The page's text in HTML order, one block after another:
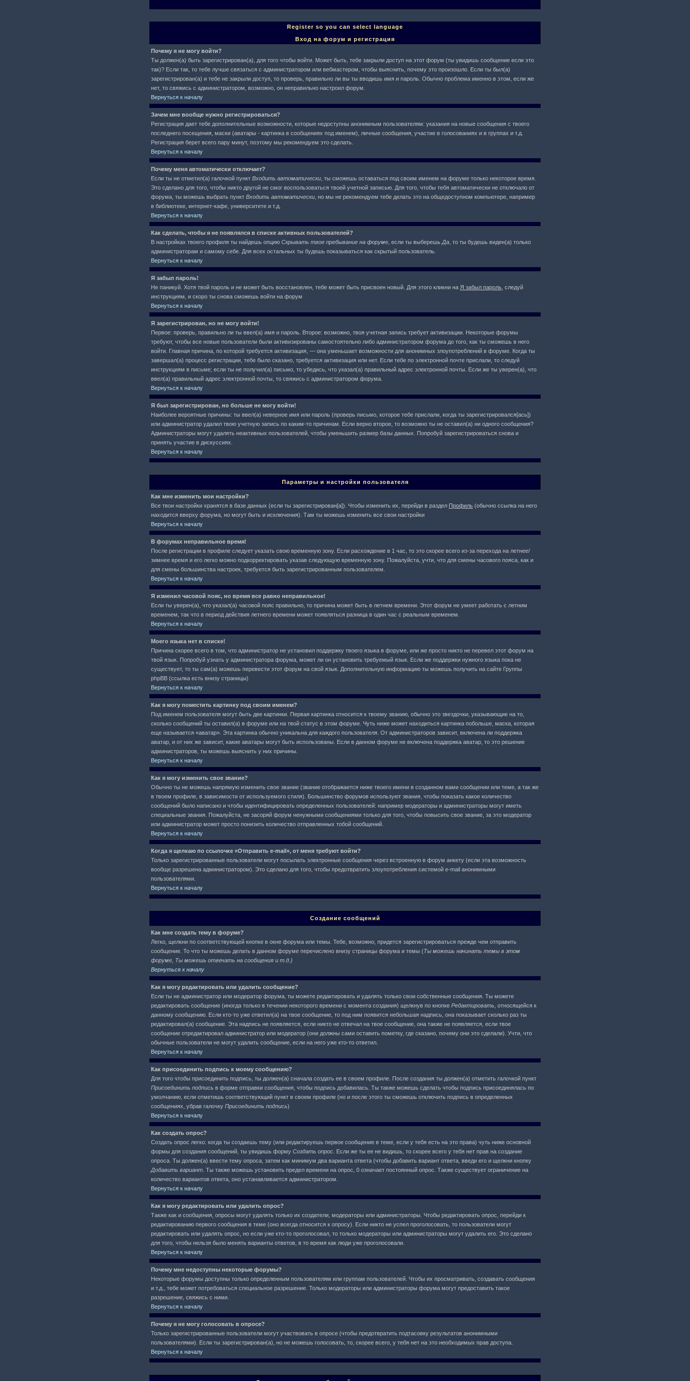
Register so you can select language
Вход на форум и регистрация
Почему я не могу войти?
Ты должен(а) быть зарегистрирован(а), для того чтобы войти. Может быть, тебе закрыли доступ на этот форум (ты увидишь сообщение если это
так)? Если так, то тебе лучше связаться с администратором или вебмастером, чтобы выяснить, почему это произошло. Если ты был(а)
зарегистрирован(а) и тебе не закрыли доступ, то проверь, правильно ли вы ты вводишь имя и пароль. Обычно проблема именно в этом, если же
нет, то свяжись с администратором, возможно, он неправильно настроил форум.
Вернуться к началу
Зачем мне вообще нужно регистрироваться?
Регистрация дает тебе дополнительные возможности, которые недоступны анонимным пользователям: указания на новые сообщения с твоего
последнего посещения, маски (аватары - картинка в сообщениях под именем), личные сообщения, участие в голосованиях и в группах и т.д.
Регистрация берет всего пару минут, поэтому мы рекомендуем это сделать.
Вернуться к началу
Почему меня автоматически отключает?
Если ты не отметил(а) галочкой пункт Входить автоматически , ты сможешь оставаться под своим именем на форуме только некоторое время.
Это сделано для того, чтобы никто другой не смог воспользоваться твоей учетной записью. Для того, чтобы тебя автоматически не отключало от
форума, ты можешь выбрать пункт Входить автоматически , но мы не рекомендуем тебе делать это на общедоступном компьютере, например
в библиотеке, интернет-кафе, университете и т.д.
Вернуться к началу
Как сделать, чтобы я не появлялся в списке активных пользователей?
В настройках твоего профиля ты найдешь опцию Скрывать твое пребывание на форуме , если ты выберешь Да , то ты будешь виден(а) только
администраторам и самому себе. Для всех остальных ты будешь показываться как скрытый пользователь.
Вернуться к началу
Я забыл пароль!
Не паникуй. Хотя твой пароль и не может быть восстановлен, тебе может быть присвоен новый. Для этого кликни на Я забыл пароль , следуй
инструкциям, и скоро ты снова сможешь войти на форум
Вернуться к началу
Я зарегистрирован, но не могу войти!
Первое: проверь, правильно ли ты ввел(а) имя и пароль. Второе: возможно, твоя учетная запись требует активизации. Некоторые форумы
требуют, чтобы все новые пользователи были активизированы самостоятельно либо администратором форума до того, как ты сможешь в него
войти. Главная причина, по которой требуется активизация, — она уменьшает возможности для анонимных злоупотреблений в форуме. Когда ты
завершал(а) процесс регистрации, тебе было сказано, требуется активизация или нет. Если тебе по электронной почте прислали, то следуй
инструкциям в письме; если ты не получил(а) письмо, то убедись, что указал(а) правильный адрес электронной почты. Если же ты уверен(а), что
ввел(а) правильный адрес электронной почты, то свяжись с администратором форума.
Вернуться к началу
Я был зарегистрирован, но больше не могу войти!
Наиболее вероятные причины: ты ввел(а) неверное имя или пароль (проверь письмо, которое тебе прислали, когда ты зарегистрировался[ась])
или администратор удалил твою учетную запись по каким-то причинам. Если верно второе, то возможно ты не оставил(а) ни одного сообщения?
Администраторы могут удалять неактивных пользователей, чтобы уменьшить размер базы данных. Попробуй зарегистрироваться снова и
принять участие в дискуссиях.
Вернуться к началу
Параметры и настройки пользователя
Как мне изменить мои настройки?
Все твои настройки хранятся в базе данных (если ты зарегистрирован[а]). Чтобы изменить их, перейди в раздел Профиль (обычно ссылка на него
находится вверху форума, но могут быть и исключения). Там ты можешь изменить все свои настройки
Вернуться к началу
В форумах неправильное время!
После регистрации в профиле следует указать свою временную зону. Если расхождение в 1 час, то это скорее всего из-за перехода на летнее/
зимнее время и его легко можно подкорректировать указав следующую временную зону. Пожалуйста, учти, что для смены часового пояса, как и
для смены большинства настроек, требуется быть зарегистрированным пользователем.
Вернуться к началу
Я изменил часовой пояс, но время все равно неправильное!
Если ты уверен(а), что указал(а) часовой пояс правильно, то причина может быть в летнем времени. Этот форум не умеет работать с летним
временем, так что в период действия летнего времени может появляться разница в один час с реальным временем.
Вернуться к началу
Моего языка нет в списке!
Причина скорее всего в том, что администратор не установил поддержку твоего языка в форуме, или же просто никто не перевел этот форум на
твой язык. Попробуй узнать у администратора форума, может ли он установить требуемый язык. Если же поддержки нужного языка пока не
существует, то ты сам(а) можешь перевести этот форум на свой язык. Дополнительную информацию ты можешь получить на сайте Группы
phpBB (ссылка есть внизу страницы)
Вернуться к началу
Как я могу поместить картинку под своим именем?
Под именем пользователя могут быть две картинки. Первая картинка относится к твоему званию, обычно это звездочки, указывающие на то,
сколько сообщений ты оставил(а) в форуме или на твой статус в этом форуме. Чуть ниже может находиться картинка побольше, маска, которая
еще называется «аватар». Эта картинка обычно уникальна для каждого пользователя. От администраторов зависит, включена ли поддержка
аватар, и от них же зависит, какие аватары могут быть использованы. Если в данном форуме не включена поддержка аватар, то это решение
администраторов, ты можешь выяснить у них причины.
Вернуться к началу
Как я могу изменить свое звание?
Обычно ты не можешь напрямую изменить свое звание (звание отображается ниже твоего имени в созданном вами сообщении или теме, а так же
в твоем профиле, в зависимости от используемого стиля). Большинство форумов используют звания, чтобы показать какое количество
сообщений было написано и чтобы идентифицировать определенных пользователей: например модераторы и администраторы могут иметь
специальные звания. Пожалуйста, не засоряй форум ненужными сообщениями только для того, чтобы повысить свое звание, за это модератор
или администратор может просто понизить количество отправленных тобой сообщений.
Вернуться к началу
Когда я щелкаю по ссылочке «Отправить e-mail», от меня требуют войти?
Только зарегистрированные пользователи могут посылать электронные сообщения через встроенную в форум анкету (если эта возможность
вообще разрешена администратором). Это сделано для того, чтобы предотвратить злоупотребления системой e-mail анонимными
пользователями.
Вернуться к началу
Создание сообщений
Как мне создать тему в форуме?
Легко, щелкни по соответствующей кнопке в окне форума или темы. Тебе, возможно, придется зарегистрироваться прежде чем отправить
сообщение. То что ты можешь делать в данном форуме перечислено внизу страницы форума и темы (Ты можешь начинать темы в этом
форуме, Ты можешь отвечать на сообщения и т.д. )
Вернуться к началу
Как я могу редактировать или удалить сообщение?
Если ты не администратор или модератор форума, ты можете редактировать и удалять только свои собственные сообщения. Ты можете
редактировать сообщение (иногда только в течении некоторого времени с момента создания) щелкнув по кнопке Редактировать , относящейся к
данному сообщению. Если кто-то уже ответил(а) на твое сообщение, то под ним появится небольшая надпись, она показывает сколько раз ты
редактировал(а) сообщение. Эта надпись не появляется, если никто не отвечал на твое сообщение, она также не появляется, если твое
сообщение отредактировал администратор или модератор (они должны сами оставить пометку, где сказано, почему они это сделали). Учти, что
обычные пользователи не могут удалить сообщение, если на него уже кто-то ответил.
Вернуться к началу
Как присоединить подпись к моему сообщению?
Для того чтобы присоединить подпись, ты должен(а) сначала создать ее в своем профиле. После создания ты должен(а) отметить галочкой пункт
Присоединить подпись в форме отправки сообщения, чтобы подпись добавилась. Ты также можешь сделать чтобы подпись присоединялась по
умолчанию, если отметишь соответствующий пункт в своем профиле (но и после этого ты сможешь отключить подпись в определенных
сообщениях, убрав галочку Присоединить подпись)
Вернуться к началу
Как создать опрос?
Создать опрос легко: когда ты создаешь тему (или редактируешь первое сообщение в теме, если у тебя есть на это права) чуть ниже основной
формы для создания сообщений, ты увидишь форму Создать опрос . Если же ты ее не видишь, то скорее всего у тебя нет прав на создание
опроса. Ты должен(а) ввести тему опроса, затем как минимум два варианта ответа (чтобы добавить вариант ответа, введи его и щелкни кнопку
Добавить вариант . Ты также можешь установить предел времени на опрос, 0 означает постоянный опрос. Также существует ограничение на
количество вариантов ответа, оно устанавливается администратором.
Вернуться к началу
Как я могу редактировать или удалить опрос?
Также как и сообщения, опросы могут удалять только их создатели, модераторы или администраторы. Чтобы редактировать опрос, перейди к
редактированию первого сообщения в теме (оно всегда относится к опросу). Если никто не успел проголосовать, то пользователи могут
редактировать или удалять опрос, но если уже кто-то проголосовал, то только модераторы или администраторы могут удалить его. Это сделано
для того, чтобы нельзя было менять варианты ответов, в то время как люди уже проголосовали.
Вернуться к началу
Почему мне недоступны некоторые форумы?
Некоторые форумы доступны только определенным пользователям или группам пользователей. Чтобы их просматривать, создавать сообщения
и т.д., тебе может потребоваться специальное разрешение. Только модераторы или администраторы форума могут предоставить такое
разрешение, свяжись с ними.
Вернуться к началу
Почему я не могу голосовать в опросе?
Только зарегистрированные пользователи могут участвовать в опросе (чтобы предотвратить подтасовку результатов анонимными
пользователями). Если ты зарегистрирован(а), но не можешь голосовать, то, скорее всего, у тебя нет на это необходимых прав доступа.
Вернуться к началу